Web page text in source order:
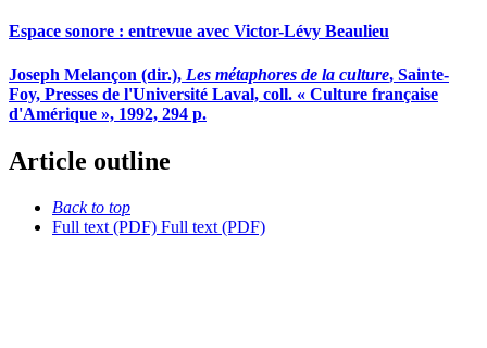
Espace sonore : entrevue avec Victor-Lévy Beaulieu
Joseph Melançon (dir.), Les métaphores de la culture, Sainte-
Foy, Presses de l'Université Laval, coll. « Culture française
d'Amérique », 1992, 294 p.
Article outline
Back to top
Full text (PDF) Full text (PDF)